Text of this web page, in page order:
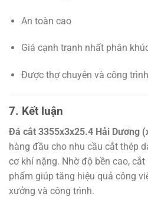
An toàn cao
Giá cạnh tranh nhất phân
Được thợ chuyên và công
7. Kết luận
Đá cắt 3355x3x25.4 Hải Dương
hàng đầu cho nhu cầu cắt thép
cơ khí nặng. Nhờ độ bền cao,
phẩm giúp tăng hiệu quả công
xưởng và công trình.